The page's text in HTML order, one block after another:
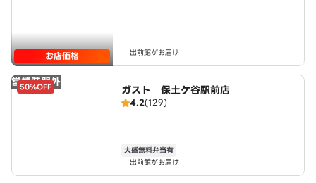
お店価格 出前館がお届け
営業時間外
50%OFF ガスト 保土ケ谷駅前店
4.2(129)
大盛無料弁当有
出前館がお届け